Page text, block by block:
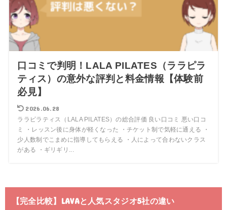
口コミで判明！LALA PILATES（ララピラ
ティス）の意外な評判と料金情報【体験前
必見】
2026.06.28
ララピラティス（LALA PILATES）の総合評価 良い口コミ 悪い口コ
ミ ・レッスン後に身体が軽くなった ・チケット制で気軽に通える ・
少人数制でこまめに指導してもらえる ・人によって合わないクラス
がある ・ギリギリ...
【完全比較】LAVAと人気スタジオ5社の違い